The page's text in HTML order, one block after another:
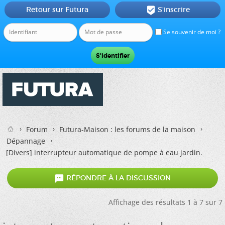
Se souvenir de moi ?
Retour sur Futura  S'inscrire
Forum
Futura-Maison : les forums de la maison
Dépannage
[Divers]interrupteur automatique de pompe à eau jardin.
 RÉPONDRE À LA DISCUSSION
Affichage des résultats 1 à 7 sur 7